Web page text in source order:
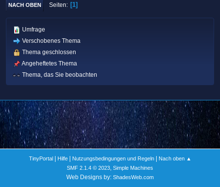
NACH OBEN Seiten 1
Umfrage
Verschobenes Thema
Thema geschlossen
Angeheftetes Thema
Thema, das Sie beobachten
TinyPortal| Hilfe| Nutzungsbedingungen und Regeln|
Nach oben ▲
SMF 2.1.4 © 2023, Simple Machines
Web Designs by: ShadesWeb.com